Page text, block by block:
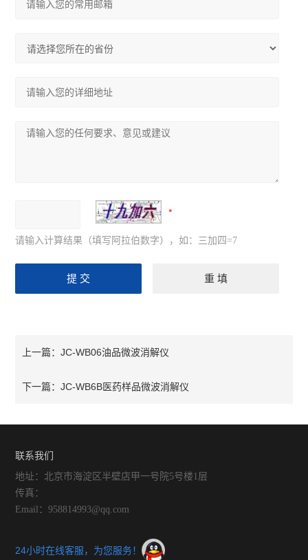
请输入计算结果（填写阿拉伯数字），如：三加四=7
上一篇：JC-WB06油品微波消解仪
下一篇：JC-WB6B医药样品微波消解仪
联系我们
地址：北京市海淀区半壁店甲一号院5号楼1层
传真：
Email：958814993@qq.com
24小时在线客服，为您服务！